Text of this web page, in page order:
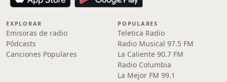
EXPLORAR
Emisoras de radio
Pódcasts
Canciones Populares
POPULARES
Teletica Radio
Radio Musical 97.5 FM
La Caliente 90.7 FM
Radio Columbia
La Mejor FM 99.1